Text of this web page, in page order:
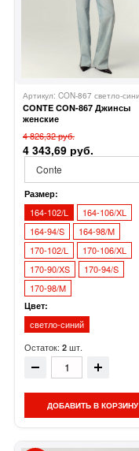
CONTE CON-867 Джинсы
женские
4 826,32 руб.
4 343,69 руб.
Размер:
164-102/L
164-106/XL
164-94/S
164-98/M
170-102/L
170-106/XL
170-90/XS
170-94/S
170-98/M
Цвет:
светло-синий
Остаток: 2 шт.
ДОБАВИТЬ В КОРЗИНУ